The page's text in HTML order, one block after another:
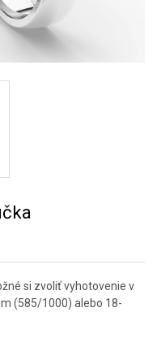
si zvoliť vyhotovenie v
(585/1000) alebo 18-